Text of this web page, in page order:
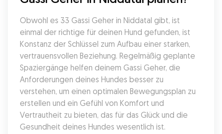
Obwohl es 33 Gassi Geher in Niddatal gibt, ist
einmal der richtige für deinen Hund gefunden, ist
Konstanz der Schlüssel zum Aufbau einer starken,
vertrauensvollen Beziehung. Regelmäßig geplante
Spaziergänge helfen deinem Gassi Geher, die
Anforderungen deines Hundes besser zu
verstehen, um einen optimalen Bewegungsplan zu
erstellen und ein Gefühl von Komfort und
Vertrautheit zu bieten, das für das Glück und die
Gesundheit deines Hundes wesentlich ist.